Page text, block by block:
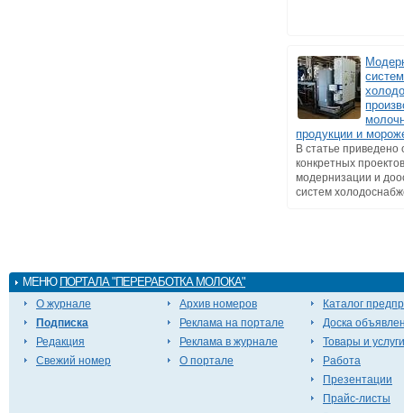
систем
продукции и
В статье приведено
конкретных
модернизации и
систем
МЕНЮ ПОРТАЛА "ПЕРЕРАБОТКА МОЛОКА"
О журнале
Подписка
Редакция
Свежий номер
Архив номеров
Реклама на портале
Реклама в журнале
О портале
Каталог
Доска
Товары и услуги
Работа
Презентации
Прайс-листы